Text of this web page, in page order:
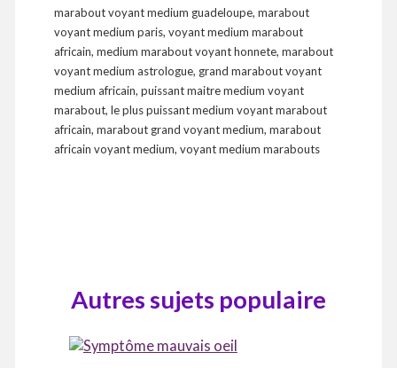
marabout voyant medium guadeloupe, marabout
voyant medium paris, voyant medium marabout
africain, medium marabout voyant honnete, marabout
voyant medium astrologue, grand marabout voyant
medium africain, puissant maitre medium voyant
marabout, le plus puissant medium voyant marabout
africain, marabout grand voyant medium, marabout
africain voyant medium, voyant medium marabouts
Autres sujets populaire